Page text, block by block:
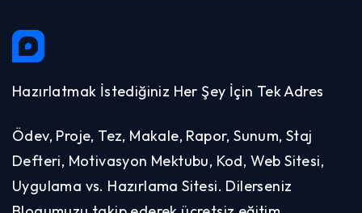
Hazırlatmak İstediğiniz Her Şey İçin Tek Adres
Ödev, Proje, Tez, Makale, Rapor, Sunum, Staj
Defteri, Motivasyon Mektubu, Kod, Web Sitesi,
Uygulama vs. Hazırlama Sitesi. Dilerseniz